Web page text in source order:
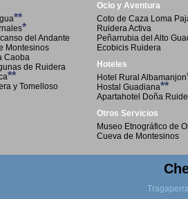
**
*
del Andante
Montesinos
Caoba
de Ruidera
**
y Tomelloso
Ocio y Aventura
Coto de Caza Loma
Ruidera Activa
Peñarrubia del Alto
Ecobicis Ruidera
Hoteles
Hotel Rural Albamanjon
Hostal Guadiana**
Apartahotel Doña
Otros Servicios
Museo Etnográfico de
Cueva de Montesinos